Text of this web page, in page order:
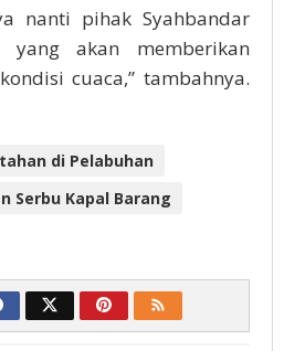
nanti pihak Syahbandar
yang akan memberikan
cuaca,” tambahnya.
di Pelabuhan
Serbu Kapal Barang